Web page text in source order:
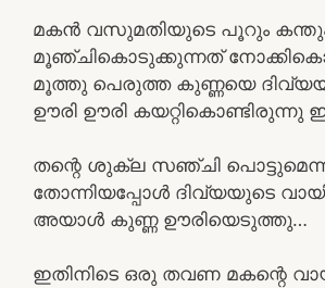
മകൻ വസുമതിയുടെ പൂറും
മൂഞ്ചികൊടുക്കുന്നത്
മൂത്തു പെരുത്ത കുണ്ണയെ
ഊരി ഊരി കയറ്റികൊണ്ടിരുന്നു
തന്റെ ശുക്ല സഞ്ചി
തോന്നിയപ്പോൾ ദിവ്യയുടെ
അയാൾ കുണ്ണ ഊരിയെടുത്തു…
ഇതിനിടെ ഒരു തവണ മകന്റെ